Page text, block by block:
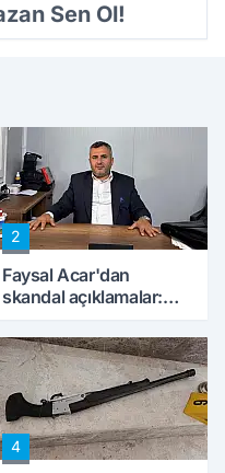
Sen Ol!
2
Faysal Acar'dan
skandal açıklamalar:
peynircilerimizi de
kıskaca aldı, müdahale
ettik'
4